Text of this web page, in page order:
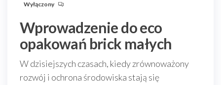
Wyłączony
Wprowadzenie do eco
opakowań brick małych
W dzisiejszych czasach, kiedy zrównoważony
rozwój i ochrona środowiska stają się